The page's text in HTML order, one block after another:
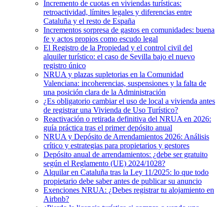
Incremento de cuotas en viviendas turísticas:
retroactividad, límites legales y diferencias entre
Cataluña y el resto de España
Incrementos sorpresa de gastos en comunidades: buena
fe y actos propios como escudo legal
El Registro de la Propiedad y el control civil del
alquiler turístico: el caso de Sevilla bajo el nuevo
registro único
NRUA y plazas supletorias en la Comunidad
Valenciana: incoherencias, suspensiones y la falta de
una posición clara de la Administración
¿Es obligatorio cambiar el uso de local a vivienda antes
de registrar una Vivienda de Uso Turístico?
Reactivación o retirada definitiva del NRUA en 2026:
guía práctica tras el primer depósito anual
NRUA y Depósito de Arrendamientos 2026: Análisis
crítico y estrategias para propietarios y gestores
Depósito anual de arrendamientos: ¿debe ser gratuito
según el Reglamento (UE) 2024/1028?
Alquilar en Cataluña tras la Ley 11/2025: lo que todo
propietario debe saber antes de publicar su anuncio
Exenciones NRUA: ¿Debes registrar tu alojamiento en
Airbnb?